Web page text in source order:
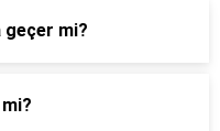
geçer mi?